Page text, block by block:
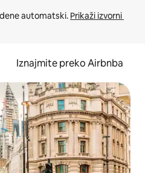
automatski. Prikaži izvorni
Iznajmite preko Airbnba